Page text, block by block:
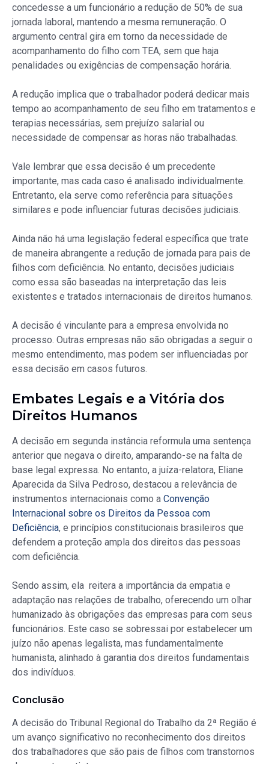
concedesse a um funcionário a redução de 50% de sua
jornada laboral, mantendo a mesma remuneração. O
argumento central gira em torno da necessidade de
acompanhamento do filho com TEA, sem que haja
penalidades ou exigências de compensação horária.
A redução implica que o trabalhador poderá dedicar mais
tempo ao acompanhamento de seu filho em tratamentos e
terapias necessárias, sem prejuízo salarial ou
necessidade de compensar as horas não trabalhadas.
Vale lembrar que essa decisão é um precedente
importante, mas cada caso é analisado individualmente.
Entretanto, ela serve como referência para situações
similares e pode influenciar futuras decisões judiciais.
Ainda não há uma legislação federal específica que trate
de maneira abrangente a redução de jornada para pais de
filhos com deficiência. No entanto, decisões judiciais
como essa são baseadas na interpretação das leis
existentes e tratados internacionais de direitos humanos.
A decisão é vinculante para a empresa envolvida no
processo. Outras empresas não são obrigadas a seguir o
mesmo entendimento, mas podem ser influenciadas por
essa decisão em casos futuros.
Embates Legais e a Vitória dos
Direitos Humanos
A decisão em segunda instância reformula uma sentença
anterior que negava o direito, amparando-se na falta de
base legal expressa. No entanto, a juíza-relatora, Eliane
Aparecida da Silva Pedroso, destacou a relevância de
instrumentos internacionais como a Convenção
Internacional sobre os Direitos da Pessoa com
Deficiência, e princípios constitucionais brasileiros que
defendem a proteção ampla dos direitos das pessoas
com deficiência.
Sendo assim, ela reitera a importância da empatia e
adaptação nas relações de trabalho, oferecendo um olhar
humanizado às obrigações das empresas para com seus
funcionários. Este caso se sobressai por estabelecer um
juízo não apenas legalista, mas fundamentalmente
humanista, alinhado à garantia dos direitos fundamentais
dos indivíduos.
Conclusão
A decisão do Tribunal Regional do Trabalho da 2ª Região é
um avanço significativo no reconhecimento dos direitos
dos trabalhadores que são pais de filhos com transtornos